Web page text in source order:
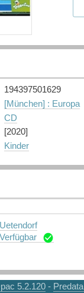
194397501629
[München] : Europa
CD
[2020]
Kinder
Uetendorf
Verfügbar
5.2.120 -